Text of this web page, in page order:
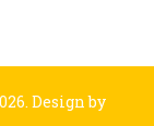
Design by